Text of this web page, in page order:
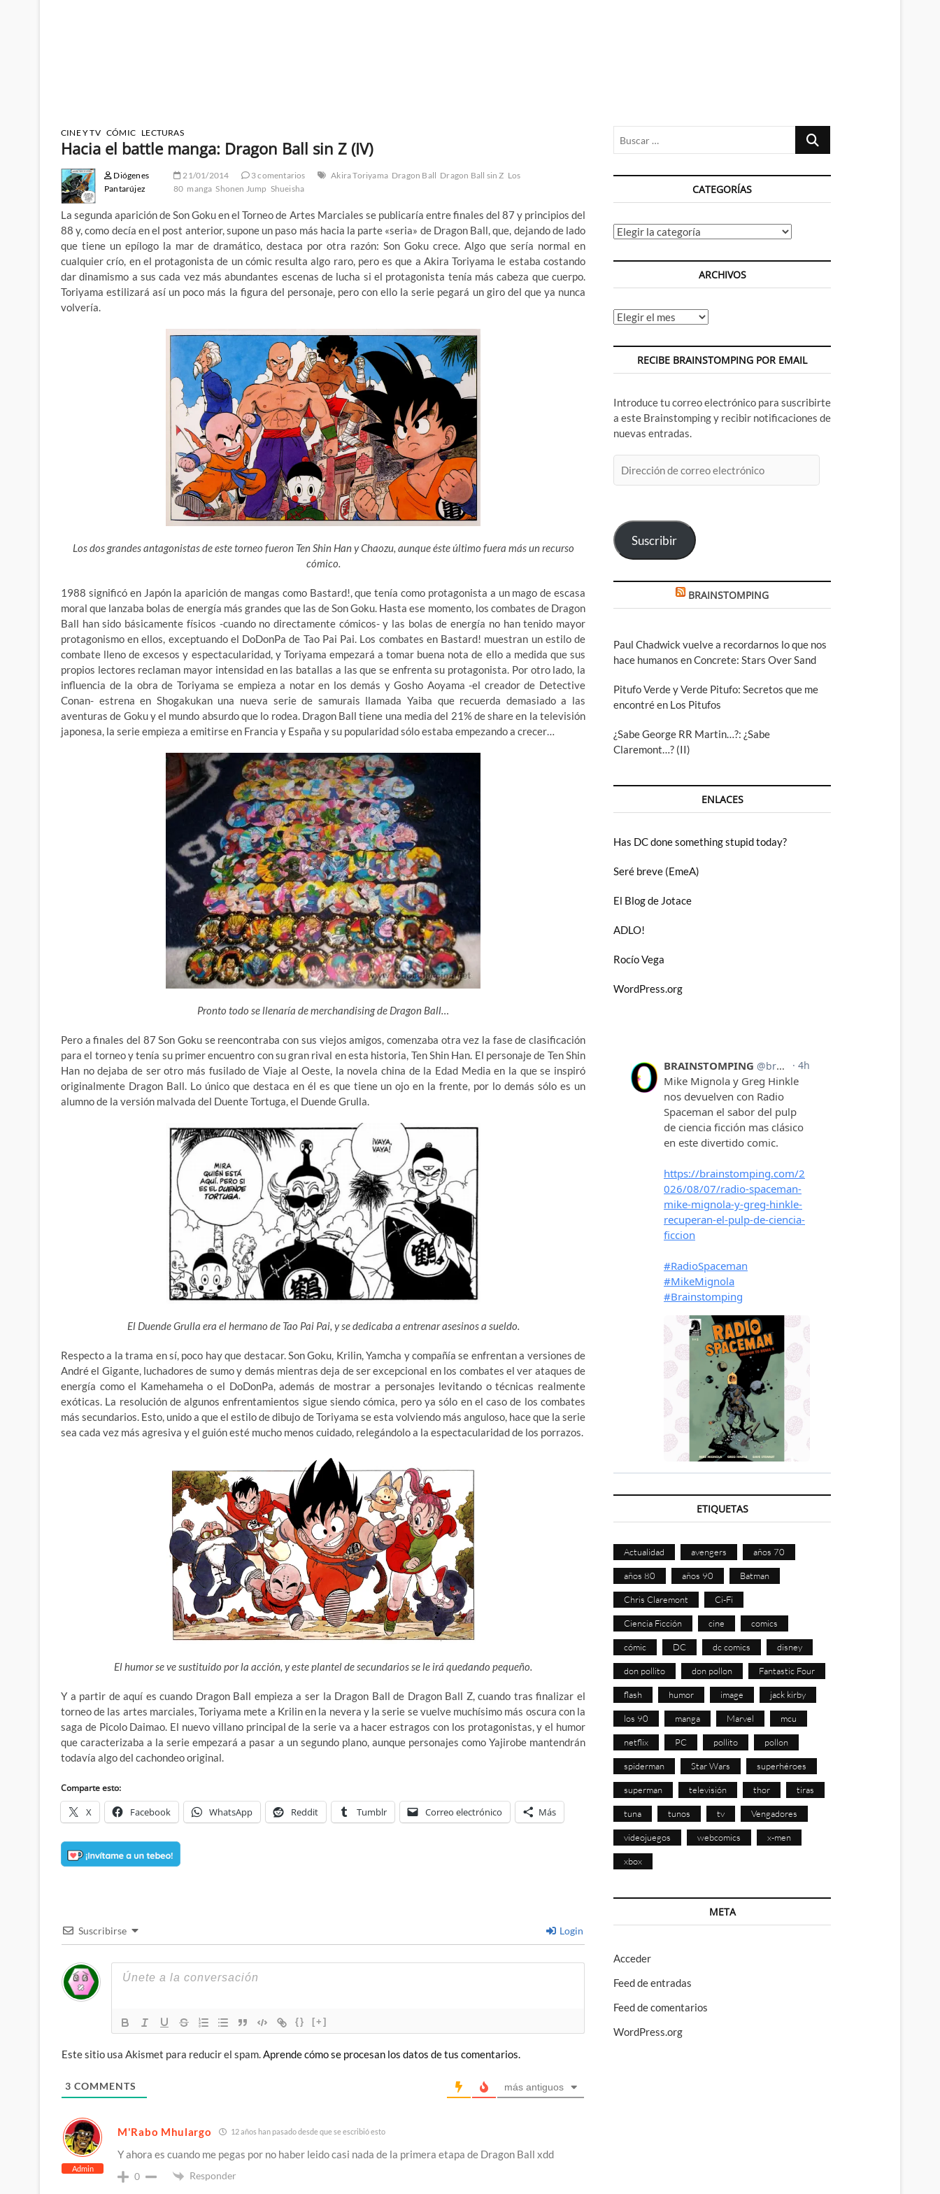
CINE Y TV CÓMIC LECTURAS
Hacia el battle manga: Dragon Ball sin Z (IV)
Diógenes
Pantarújez
21/01/2014 3 comentarios Akira Toriyama Dragon Ball Dragon Ball sin Z Los
80 manga Shonen Jump Shueisha
La segunda aparición de Son Goku en el Torneo de Artes Marciales se publicaría entre finales del 87 y principios del
88 y, como decía en el post anterior, supone un paso más hacia la parte «seria» de Dragon Ball, que, dejando de lado
que tiene un epílogo la mar de dramático, destaca por otra razón: Son Goku crece. Algo que sería normal en
cualquier crío, en el protagonista de un cómic resulta algo raro, pero es que a Akira Toriyama le estaba costando
dar dinamismo a sus cada vez más abundantes escenas de lucha si el protagonista tenía más cabeza que cuerpo.
Toriyama estilizará así un poco más la figura del personaje, pero con ello la serie pegará un giro del que ya nunca
volvería.
Los dos grandes antagonistas de este torneo fueron Ten Shin Han y Chaozu, aunque éste último fuera más un recurso
cómico.
1988 significó en Japón la aparición de mangas como Bastard!, que tenía como protagonista a un mago de escasa
moral que lanzaba bolas de energía más grandes que las de Son Goku. Hasta ese momento, los combates de Dragon
Ball han sido básicamente físicos -cuando no directamente cómicos- y las bolas de energía no han tenido mayor
protagonismo en ellos, exceptuando el DoDonPa de Tao Pai Pai. Los combates en Bastard! muestran un estilo de
combate lleno de excesos y espectacularidad, y Toriyama empezará a tomar buena nota de ello a medida que sus
propios lectores reclaman mayor intensidad en las batallas a las que se enfrenta su protagonista. Por otro lado, la
influencia de la obra de Toriyama se empieza a notar en los demás y Gosho Aoyama -el creador de Detective
Conan- estrena en Shogakukan una nueva serie de samurais llamada Yaiba que recuerda demasiado a las
aventuras de Goku y el mundo absurdo que lo rodea. Dragon Ball tiene una media del 21% de share en la televisión
japonesa, la serie empieza a emitirse en Francia y España y su popularidad sólo estaba empezando a crecer…
Pronto todo se llenaría de merchandising de Dragon Ball…
Pero a finales del 87 Son Goku se reencontraba con sus viejos amigos, comenzaba otra vez la fase de clasificación
para el torneo y tenía su primer encuentro con su gran rival en esta historia, Ten Shin Han. El personaje de Ten Shin
Han no dejaba de ser otro más fusilado de Viaje al Oeste, la novela china de la Edad Media en la que se inspiró
originalmente Dragon Ball. Lo único que destaca en él es que tiene un ojo en la frente, por lo demás sólo es un
alumno de la versión malvada del Duente Tortuga, el Duende Grulla.
El Duende Grulla era el hermano de Tao Pai Pai, y se dedicaba a entrenar asesinos a sueldo.
Respecto a la trama en sí, poco hay que destacar. Son Goku, Krilin, Yamcha y compañía se enfrentan a versiones de
André el Gigante, luchadores de sumo y demás mientras deja de ser excepcional en los combates el ver ataques de
energía como el Kamehameha o el DoDonPa, además de mostrar a personajes levitando o técnicas realmente
exóticas. La resolución de algunos enfrentamientos sigue siendo cómica, pero ya sólo en el caso de los combates
más secundarios. Esto, unido a que el estilo de dibujo de Toriyama se esta volviendo más anguloso, hace que la serie
sea cada vez más agresiva y el guión esté mucho menos cuidado, relegándolo a la espectacularidad de los porrazos.
El humor se ve sustituido por la acción, y este plantel de secundarios se le irá quedando pequeño.
Y a partir de aquí es cuando Dragon Ball empieza a ser la Dragon Ball de Dragon Ball Z, cuando tras finalizar el
torneo de las artes marciales, Toriyama mete a Krilin en la nevera y la serie se vuelve muchísimo más oscura con la
saga de Picolo Daimao. El nuevo villano principal de la serie va a hacer estragos con los protagonistas, y el humor
que caracterizaba a la serie empezará a pasar a un segundo plano, aunque personajes como Yajirobe mantendrán
todavía algo del cachondeo original.
Comparte esto:
X Facebook WhatsApp Reddit Tumblr Correo electrónico Más
Suscribirse Login
{} [+]
Este sitio usa Akismet para reducir el spam. Aprende cómo se procesan los datos de tus comentarios.
3 COMMENTS más antiguos
Admin
M'Rabo Mhulargo 12 años han pasado desde que se escribió esto
Y ahora es cuando me pegas por no haber leido casi nada de la primera etapa de Dragon Ball xdd
0 Responder
Buscar
CATEGORÍAS
Categorías
ARCHIVOS
Archivos
RECIBE BRAINSTOMPING POR EMAIL
Introduce tu correo electrónico para suscribirte
a este Brainstomping y recibir notificaciones de
nuevas entradas.
de
Suscribir
BRAINSTOMPING
Paul Chadwick vuelve a recordarnos lo que nos
hace humanos en Concrete: Stars Over Sand
Pitufo Verde y Verde Pitufo: Secretos que me
encontré en Los Pitufos
¿Sabe George RR Martin…?: ¿Sabe
Claremont…? (II)
ENLACES
Has DC done something stupid today?
Seré breve (EmeA)
El Blog de Jotace
ADLO!
Rocío Vega
WordPress.org
ETIQUETAS
Actualidad avengers años 70
años 80 años 90 Batman
Chris Claremont Ci-Fi
Ciencia Ficción cine comics
cómic DC dc comics disney
don pollito don pollon Fantastic Four
flash humor image jack kirby
los 90 manga Marvel mcu
netflix PC pollito pollon
spiderman Star Wars superhéroes
superman televisión thor tiras
tuna tunos tv Vengadores
videojuegos webcomics x-men
xbox
META
Acceder
Feed de entradas
Feed de comentarios
WordPress.org